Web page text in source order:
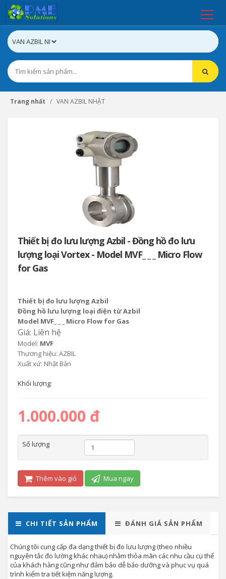
Trang nhất VAN AZBIL NHẬT
Thiết bị đo lưu lượng Azbil - Đồng hồ đo lưu
lượng loại Vortex - Model MVF_ _ _ Micro Flow
for Gas
Thiết bị đo lưu lượng Azbil
Đồng hồ lưu lượng loại điện từ Azbil
Model MVF_ _ _ Micro Flow for Gas
Giá: Liên hệ
Model: MVF
Thương hiệu: AZBIL
Xuất xứ: Nhật Bản
Khối lượng:
1.000.000 đ
Số lượng
Thêm vào giỏ Mua ngay
CHI TIẾT SẢN PHẨM ĐÁNH GIÁ SẢN PHẨM
Chúng tôi cung cấp đa dạng thiết bị đo lưu lượng (theo nhiều
nguyên tắc đo lường khác nhau) nhằm thỏa mãn các nhu cầu cụ thể
của khách hàng cũng như đảm bảo dễ bảo dưỡng và phục vụ quá
trình kiểm tra tiết kiệm năng lượng.